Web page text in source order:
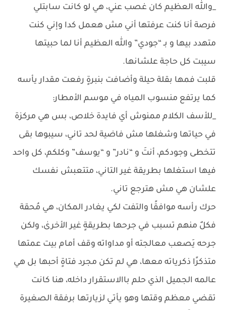
_والله العظيم كان غصب عني، هي لو كانت سابتلي
فرصة أنا كنت عرفتها أني مش هعمل كدا وإني كنت
متهدد بيها و بـ “جودي” والله العظيم أنا لما حبيتها
سيبت كل حاجة علشانها.
قلبت فمها بقلة حيلة وأضافت بنبرةٍ رفعت مقدار يأسه
كما يرتفع منسوب المياه في موسم الأمطار:
_للأسف الكلام ممنوش أي فايدة خلاص، بس هي مركزة
في حياتها وشغلها مش فاضية لحد تاني، سيبوها بقى
تتخطى وجودكم، أنتَ و “نادر” و “يوسف” وكلكم، كل واحد
فيها استغلها بطريقة غير التاني، متتعبش نفسك
علشان هي مش هترجع تاني.
حرك رأسه موافقًا والتفت لكي يغادر المكان، هي مُحقة
فكلٌ منهم تسبب في جرحها بطريقةٍ غير الأخرىٰ، ولكن
جرحه يَصعب معالجته أو مداواته وقف أمام بيت عمتها
متذكرًا ذكرياته معها، هي لم تكن مجرد فتاةٍ أحبها بل هي
عالمه الجميل الذي حلم باالاستقرار داخله، هنا كانت
تقضي معظم وقتها وهو يأتي لزيارتها برفقة الصغيرة